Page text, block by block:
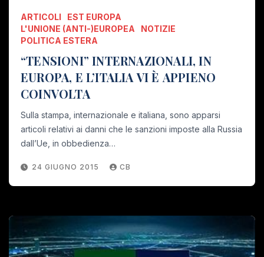
ARTICOLI
EST EUROPA
L'UNIONE (ANTI-)EUROPEA
NOTIZIE
POLITICA ESTERA
“TENSIONI” INTERNAZIONALI, IN
EUROPA, E L’ITALIA VI È APPIENO
COINVOLTA
Sulla stampa, internazionale e italiana, sono apparsi
articoli relativi ai danni che le sanzioni imposte alla Russia
dall’Ue, in obbedienza…
24 GIUGNO 2015 CB